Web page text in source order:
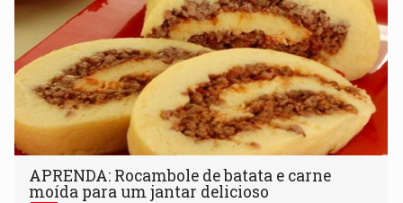
APRENDA: Rocambole de batata e carne
moída para um jantar delicioso